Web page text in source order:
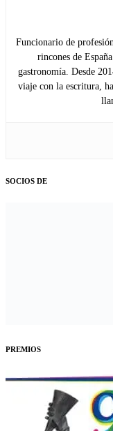
Funcionario de
rincones de
gastronomía. Desde
viaje con la escritura,
SOCIOS DE
PREMIOS